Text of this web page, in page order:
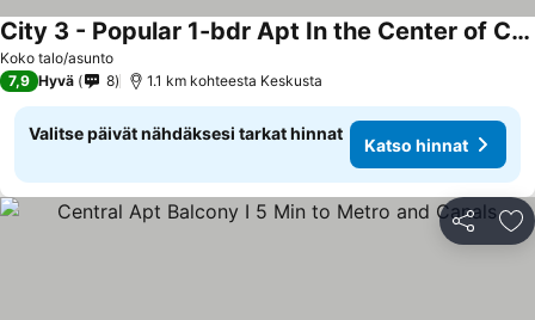
Koko talo/asunto
City 3 - Popular 1-bdr Apt In the Center of Copenhagen
7,9 Hyvä 8 1.1 km kohteesta Keskusta
Valitse päivät nähdäksesi tarkat hinnat
Katso hinnat
Jaa